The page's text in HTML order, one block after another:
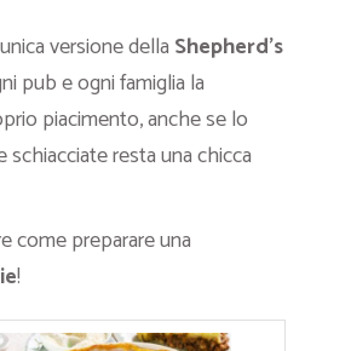
versione della Shepherd’s
pub e ogni famiglia la
piacimento, anche se lo
resta una chicca
come preparare una
!